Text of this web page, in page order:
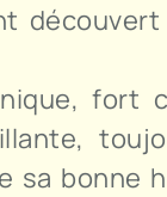
fort
sa bonne